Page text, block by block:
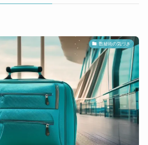
数秘術の気づき